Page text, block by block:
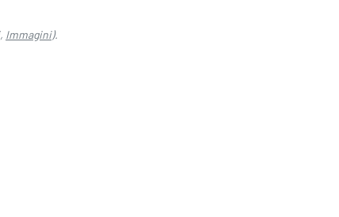
, Immagini).